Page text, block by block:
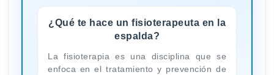
¿Qué te hace un fisioterapeuta en la
espalda?
La fisioterapia es una disciplina que se
enfoca en el tratamiento y prevención de